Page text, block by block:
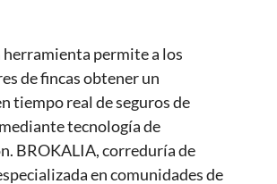
herramienta permite a los
de fincas obtener un
tiempo real de seguros de
tecnología de
BROKALIA, correduría de
en comunidades de